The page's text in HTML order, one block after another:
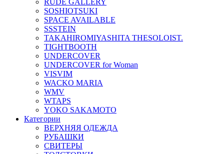
RUDE GALLERY
SOSHIOTSUKI
SPACE AVAILABLE
SSSTEIN
TAKAHIROMIYASHITA THESOLOIST.
TIGHTBOOTH
UNDERCOVER
UNDERCOVER for Woman
VISVIM
WACKO MARIA
WMV
WTAPS
YOKO SAKAMOTO
Категории
ВЕРХНЯЯ ОДЕЖДА
РУБАШКИ
СВИТЕРЫ